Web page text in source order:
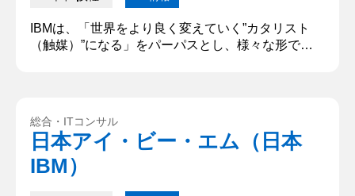
IBMは、「世界をより良く変えていく”カタリスト
（触媒）”になる」をパーパスとし、様々な形で社
会」だ。最先端技術が社会全体に浸透し、個人や企
業がその恩恵を平等に受けられる環境が整うこと
で、社会全体が底上げされ、...
総合・ITコンサル
日本アイ・ビー・エム（日本
IBM）